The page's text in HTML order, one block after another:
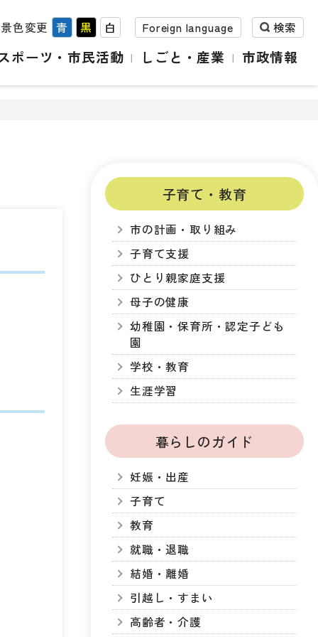
色変更 青 黒 白 Foreign language 検索
ポーツ・市民活動 しごと・産業 市政情報
子育て・教育
市の計画・取り組み
子育て支援
ひとり親家庭支援
母子の健康
幼稚園・保育所・認定子ども
園
学校・教育
生涯学習
暮らしのガイド
妊娠・出産
子育て
教育
就職・退職
結婚・離婚
引越し・すまい
高齢者・介護